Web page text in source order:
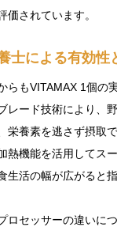
価されています。
士による有効性
らもVITAMAX 1個の
レード技術により、
栄養素を逃さず摂取
熱機能を活用してス
生活の幅が広がると
ロセッサーの違いに